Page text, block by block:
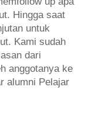
Hingga saat
untuk
Kami sudah
dari
anggotanya ke
alumni Pelajar